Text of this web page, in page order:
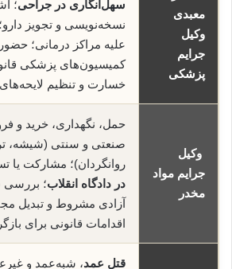
معبدی
وکیل
جرایم
پزشکی
سهل‌انگاری در جراحی؛
نسخه‌نویسی و تجویز
علیه مراکز درمانی؛
کمیسیون‌های پزشکی
خسارت و تنظیم
وکیل
جرایم مواد
مخدر
حمل، نگهداری، خرید و
صنعتی و سنتی (شیشه،
روانگردان)؛ مشارکت یا
در دادگاه انقلاب؛ بررسی
آزادی مشروط و تبدیل
اقدامات قانونی برای
قتل عمد، شبه‌عمد و